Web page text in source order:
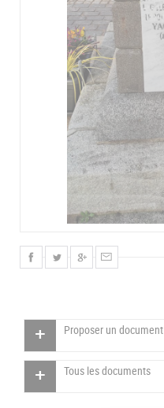
Proposer un document
Tous les documents